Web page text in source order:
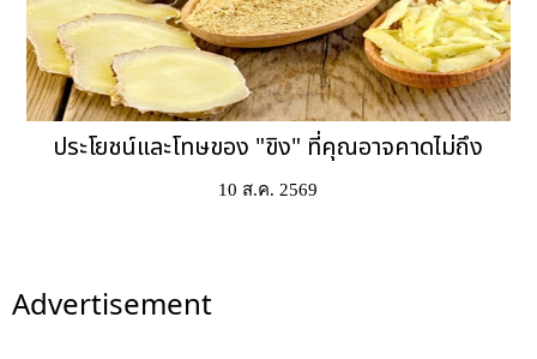
ประโยชน์และโทษของ "ขิง" ที่คุณอาจคาดไม่ถึง
10 ส.ค. 2569
Advertisement